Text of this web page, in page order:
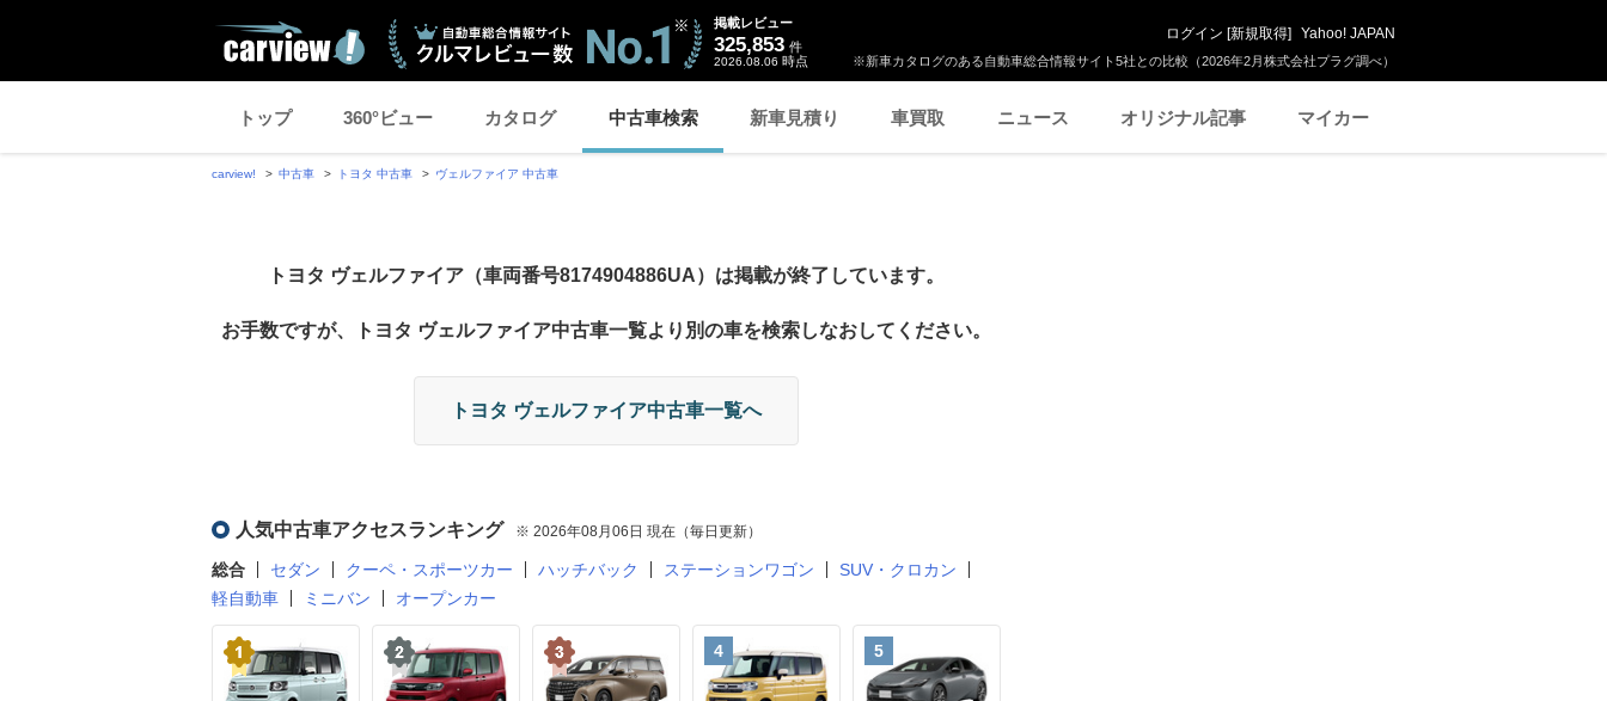
※新車カタログのある自動車総合情報サイト5社との比較（2026年2月株式会社プラグ調べ）
掲載レビュー
325,853 件
2026.08.06 時点
ログイン [新規取得] Yahoo! JAPAN
トップ 360°ビュー カタログ 中古車検索 新車見積り 車買取 ニュース オリジナル記事 マイカー
carview! 中古車 トヨタ 中古車 ヴェルファイア 中古車
トヨタ ヴェルファイア（車両番号8174904886UA）は掲載が終了しています。
お手数ですが、トヨタ ヴェルファイア中古車一覧より別の車を検索しなおしてください。
トヨタ ヴェルファイア中古車一覧へ
人気中古車アクセスランキング ※ 2026年08月06日 現在（毎日更新）
総合 セダン クーペ・スポーツカー ハッチバック ステーションワゴン
SUV・クロカン
軽自動車
ミニバン オープンカー
4 5